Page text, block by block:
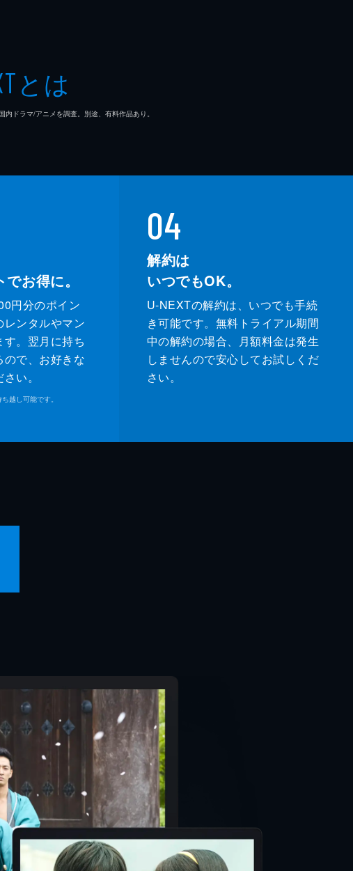
とは
ドラマ/アニメを調査。別途、有料作品あり。
お得に。
円分のポイン
レンタルやマン
す。翌月に持ち
ので、お好きな
い。
越し可能です。
04
解約は
いつでもOK。
U-NEXTの解約は、いつでも手続
き可能です。無料トライアル期間
中の解約の場合、月額料金は発生
しませんので安心してお試しくだ
さい。